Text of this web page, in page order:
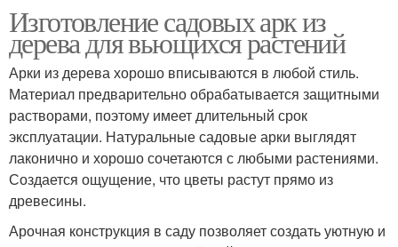
Изготовление садовых арк из
дерева для вьющихся растений
Арки из дерева хорошо вписываются в любой стиль.
Материал предварительно обрабатывается защитными
растворами, поэтому имеет длительный срок
эксплуатации. Натуральные садовые арки выглядят
лаконично и хорошо сочетаются с любыми растениями.
Создается ощущение, что цветы растут прямо из
древесины.
Арочная конструкция в саду позволяет создать уютную и